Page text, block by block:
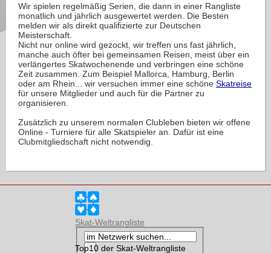
Wir spielen regelmäßig Serien, die dann in einer Rangliste
monatlich und jährlich ausgewertet werden. Die Besten
melden wir als direkt qualifizierte zur Deutschen
Meisterschaft.
Nicht nur online wird gezockt, wir treffen uns fast jährlich,
manche auch öfter bei gemeinsamen Reisen, meist über ein
verlängertes Skatwochenende und verbringen eine schöne
Zeit zusammen. Zum Beispiel Mallorca, Hamburg, Berlin
oder am Rhein... wir versuchen immer eine schöne Skatreise
für unsere Mitglieder und auch für die Partner zu
organisieren.
Zusätzlich zu unserem normalen Clubleben bieten wir offene
Online - Turniere für alle Skatspieler an. Dafür ist eine
Clubmitgliedschaft nicht notwendig.
Skat-Weltrangliste
Top10 der Skat-Weltrangliste